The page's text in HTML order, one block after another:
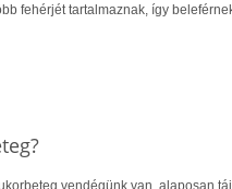
fehérjét tartalmaznak, így
vendégünk van, alaposan